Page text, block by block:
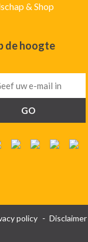
& Shop
de hoogte
policy
Disclaimer